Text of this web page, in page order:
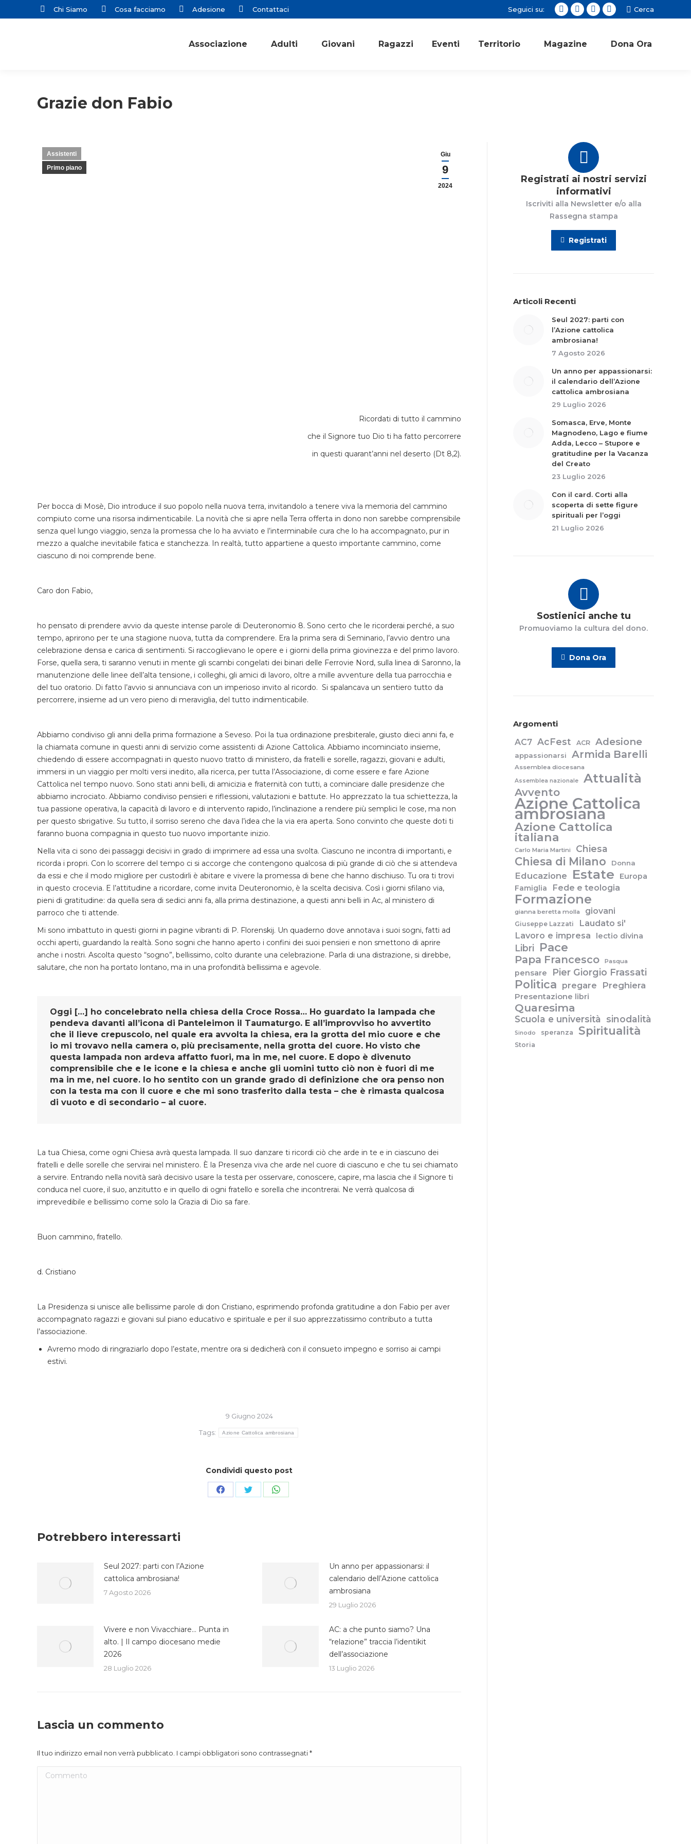
Chi Siamo Cosa facciamo Adesione Contattaci Seguici su:
Facebook
opens
Twitter
opens
Instagram
opens
YouTube
opens
Cerca:
Cerca
Associazione Adulti Giovani Ragazzi Eventi Territorio Magazine Dona Ora
Grazie don Fabio
Giu
9
2024
Assistenti
Primo piano
Ricordati di tutto il cammino
che il Signore tuo Dio ti ha fatto percorrere
in questi quarant’anni nel deserto (Dt 8,2).
Per bocca di Mosè, Dio introduce il suo popolo nella nuova terra, invitandolo a tenere viva la memoria del cammino
compiuto come una risorsa indimenticabile. La novità che si apre nella Terra offerta in dono non sarebbe comprensibile
senza quel lungo viaggio, senza la promessa che lo ha avviato e l’interminabile cura che lo ha accompagnato, pur in
mezzo a qualche inevitabile fatica e stanchezza. In realtà, tutto appartiene a questo importante cammino, come
ciascuno di noi comprende bene.
Caro don Fabio,
ho pensato di prendere avvio da queste intense parole di Deuteronomio 8. Sono certo che le ricorderai perché, a suo
tempo, aprirono per te una stagione nuova, tutta da comprendere. Era la prima sera di Seminario, l’avvio dentro una
celebrazione densa e carica di sentimenti. Si raccoglievano le opere e i giorni della prima giovinezza e del primo lavoro.
Forse, quella sera, ti saranno venuti in mente gli scambi congelati dei binari delle Ferrovie Nord, sulla linea di Saronno, la
manutenzione delle linee dell’alta tensione, i colleghi, gli amici di lavoro, oltre a mille avventure della tua parrocchia e
del tuo oratorio. Di fatto l’avvio si annunciava con un imperioso invito al ricordo. Si spalancava un sentiero tutto da
percorrere, insieme ad un vero pieno di meraviglia, del tutto indimenticabile.
Abbiamo condiviso gli anni della prima formazione a Seveso. Poi la tua ordinazione presbiterale, giusto dieci anni fa, e
la chiamata comune in questi anni di servizio come assistenti di Azione Cattolica. Abbiamo incominciato insieme,
chiedendo di essere accompagnati in questo nuovo tratto di ministero, da fratelli e sorelle, ragazzi, giovani e adulti,
immersi in un viaggio per molti versi inedito, alla ricerca, per tutta l’Associazione, di come essere e fare Azione
Cattolica nel tempo nuovo. Sono stati anni belli, di amicizia e fraternità con tutti, a cominciare dalle presidenze che
abbiamo incrociato. Abbiamo condiviso pensieri e riflessioni, valutazioni e battute. Ho apprezzato la tua schiettezza, la
tua passione operativa, la capacità di lavoro e di intervento rapido, l’inclinazione a rendere più semplici le cose, ma non
per questo sbrigative. Su tutto, il sorriso sereno che dava l’idea che la via era aperta. Sono convinto che queste doti ti
faranno buona compagnia in questo tuo nuovo importante inizio.
Nella vita ci sono dei passaggi decisivi in grado di imprimere ad essa una svolta. Ciascuno ne incontra di importanti, e
ricorda i propri. Con lo scorrere del tempo ci si accorge che contengono qualcosa di più grande di ciò che si attendeva
da essi e che il modo migliore per custodirli è abitare e vivere la promessa di bene che hanno dischiuso. Tu ora ti trovi
in questo crocevia. E l’attitudine a ricordare, come invita Deuteronomio, è la scelta decisiva. Così i giorni sfilano via,
pieni di gratitudine: da quella sera di sedici anni fa, alla prima destinazione, a questi anni belli in Ac, al ministero di
parroco che ti attende.
Mi sono imbattuto in questi giorni in pagine vibranti di P. Florenskij. Un quaderno dove annotava i suoi sogni, fatti ad
occhi aperti, guardando la realtà. Sono sogni che hanno aperto i confini dei suoi pensieri e non smettono di aprire
anche i nostri. Ascolta questo “sogno”, bellissimo, colto durante una celebrazione. Parla di una distrazione, si direbbe,
salutare, che non ha portato lontano, ma in una profondità bellissima e agevole.
Oggi […] ho concelebrato nella chiesa della Croce Rossa… Ho guardato la lampada che
pendeva davanti all’icona di Panteleimon il Taumaturgo. E all’improvviso ho avvertito
che il lieve crepuscolo, nel quale era avvolta la chiesa, era la grotta del mio cuore e che
io mi trovavo nella camera o, più precisamente, nella grotta del cuore. Ho visto che
questa lampada non ardeva affatto fuori, ma in me, nel cuore. E dopo è divenuto
comprensibile che e le icone e la chiesa e anche gli uomini tutto ciò non è fuori di me
ma in me, nel cuore. Io ho sentito con un grande grado di definizione che ora penso non
con la testa ma con il cuore e che mi sono trasferito dalla testa – che è rimasta qualcosa
di vuoto e di secondario – al cuore.
La tua Chiesa, come ogni Chiesa avrà questa lampada. Il suo danzare ti ricordi ciò che arde in te e in ciascuno dei
fratelli e delle sorelle che servirai nel ministero. È la Presenza viva che arde nel cuore di ciascuno e che tu sei chiamato
a servire. Entrando nella novità sarà decisivo usare la testa per osservare, conoscere, capire, ma lascia che il Signore ti
conduca nel cuore, il suo, anzitutto e in quello di ogni fratello e sorella che incontrerai. Ne verrà qualcosa di
imprevedibile e bellissimo come solo la Grazia di Dio sa fare.
Buon cammino, fratello.
d. Cristiano
La Presidenza si unisce alle bellissime parole di don Cristiano, esprimendo profonda gratitudine a don Fabio per aver
accompagnato ragazzi e giovani sul piano educativo e spirituale e per il suo apprezzatissimo contributo a tutta
l’associazione.
Avremo modo di ringraziarlo dopo l’estate, mentre ora si dedicherà con il consueto impegno e sorriso ai campi
estivi.
9 Giugno 2024
Tags:
Azione Cattolica ambrosiana
Condividi questo post
CondividiCondividiCondividi
Potrebbero interessarti
Seul 2027: parti con l’Azione
cattolica ambrosiana!
7 Agosto 2026
Un anno per appassionarsi: il
calendario dell’Azione cattolica
ambrosiana
29 Luglio 2026
Vivere e non Vivacchiare… Punta in
alto. | Il campo diocesano medie
2026
28 Luglio 2026
AC: a che punto siamo? Una
“relazione” traccia l’identikit
dell’associazione
13 Luglio 2026
Lascia un commento
Il tuo indirizzo email non verrà pubblicato. I campi obbligatori sono contrassegnati*
Commento
Registrati ai nostri servizi
informativi
Iscriviti alla Newsletter e/o alla
Rassegna stampa
Registrati
Articoli Recenti
Seul 2027: parti con
l’Azione cattolica
ambrosiana!
7 Agosto 2026
Un anno per appassionarsi:
il calendario dell’Azione
cattolica ambrosiana
29 Luglio 2026
Somasca, Erve, Monte
Magnodeno, Lago e fiume
Adda, Lecco – Stupore e
gratitudine per la Vacanza
del Creato
23 Luglio 2026
Con il card. Corti alla
scoperta di sette figure
spirituali per l’oggi
21 Luglio 2026
Sostienici anche tu
Promuoviamo la cultura del dono.
Dona Ora
Argomenti
AC7 AcFest ACR Adesione
appassionarsi Armida Barelli
Assemblea diocesana
Assemblea nazionale Attualità
Avvento
Azione Cattolica
ambrosiana
Azione Cattolica
italiana
Carlo Maria Martini Chiesa
Chiesa di Milano Donna
Educazione Estate
Europa
Famiglia
Fede e teologia
Formazione
gianna beretta molla giovani
Giuseppe Lazzati
Laudato si'
Lavoro e impresa
lectio divina
Libri Pace
Papa Francesco Pasqua
pensare Pier Giorgio Frassati
Politica pregare Preghiera
Presentazione libri
Quaresima
Scuola e università sinodalità
Sinodo speranza Spiritualità
Storia